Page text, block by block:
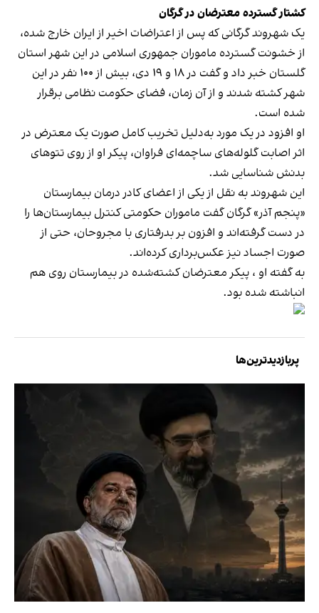
کشتار گسترده معترضان در گرگان
یک شهروند گرگانی که پس از اعتراضات اخیر از ایران خارج شده،
از خشونت گسترده ماموران جمهوری اسلامی در این شهر استان
گلستان خبر داد و گفت در ۱۸ و ۱۹ دی، بیش از ۱۰۰ نفر در این
شهر کشته شدند و از آن زمان، فضای حکومت نظامی برقرار
شده است.
او افزود در یک مورد به‌دلیل تخریب کامل صورت یک معترض در
اثر اصابت گلوله‌های ساچمه‌ای فراوان، پیکر او از روی تتوهای
بدنش شناسایی شد.
این شهروند به نقل از یکی از اعضای کادر درمان بیمارستان
«پنجم آذر» گرگان گفت ماموران حکومتی کنترل بیمارستان‌ها را
در دست گرفته‌اند و افزون بر بدرفتاری با مجروحان، حتی از
صورت اجساد نیز عکس‌برداری کرده‌اند.
به گفته او ، پیکر معترضان کشته‌شده در بیمارستان روی هم
انباشته شده بود.
پربازدیدترین‌ها